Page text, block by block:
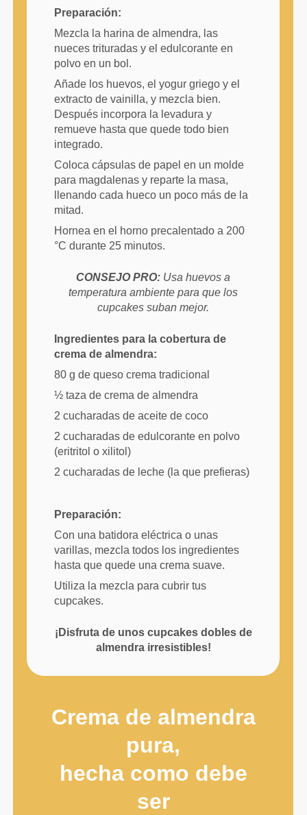
Preparación:
Mezcla la harina de almendra, las
nueces trituradas y el edulcorante en
polvo en un bol.
Añade los huevos, el yogur griego y el
extracto de vainilla, y mezcla bien.
Después incorpora la levadura y
remueve hasta que quede todo bien
integrado.
Coloca cápsulas de papel en un molde
para magdalenas y reparte la masa,
llenando cada hueco un poco más de la
mitad.
Hornea en el horno precalentado a 200
°C durante 25 minutos.
CONSEJO PRO: Usa huevos a
temperatura ambiente para que los
cupcakes suban mejor.
Ingredientes para la cobertura de
crema de almendra:
80 g de queso crema tradicional
½ taza de crema de almendra
2 cucharadas de aceite de coco
2 cucharadas de edulcorante en polvo
(eritritol o xilitol)
2 cucharadas de leche (la que prefieras)
Preparación:
Con una batidora eléctrica o unas
varillas, mezcla todos los ingredientes
hasta que quede una crema suave.
Utiliza la mezcla para cubrir tus
cupcakes.
¡Disfruta de unos cupcakes dobles de
almendra irresistibles!
Crema de almendra
pura,
hecha como debe
ser